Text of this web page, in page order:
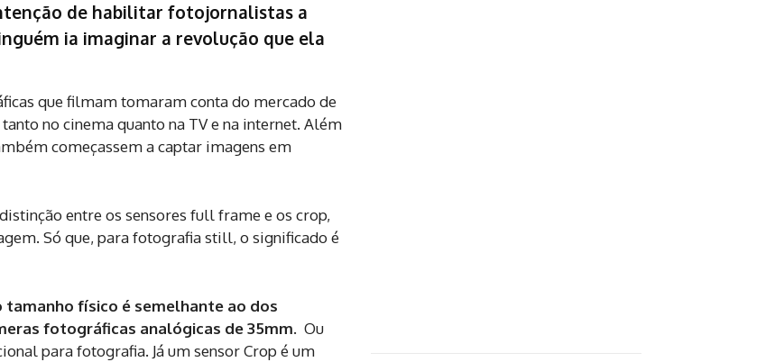
de habilitar fotojornalistas a
ia imaginar a revolução que ela
que filmam tomaram conta do mercado de
no cinema quanto na TV e na internet. Além
começassem a captar imagens em
entre os sensores full frame e os crop,
Só que, para fotografia still, o significado é
tamanho físico é semelhante ao dos
fotográficas analógicas de 35mm. Ou
para fotografia. Já um sensor Crop é um